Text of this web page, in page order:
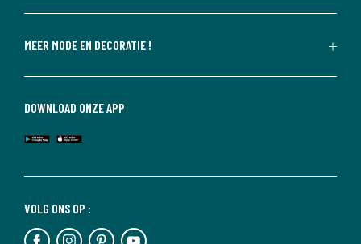
MEER MODE EN DECORATIE !
VOLG ONS OP :
DOWNLOAD ONZE APP